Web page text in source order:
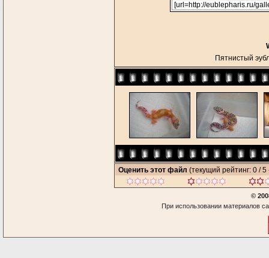
Пятнистый
Оценить этот файл (текущий рейтинг: 0 / 5
©
При использовании материалов